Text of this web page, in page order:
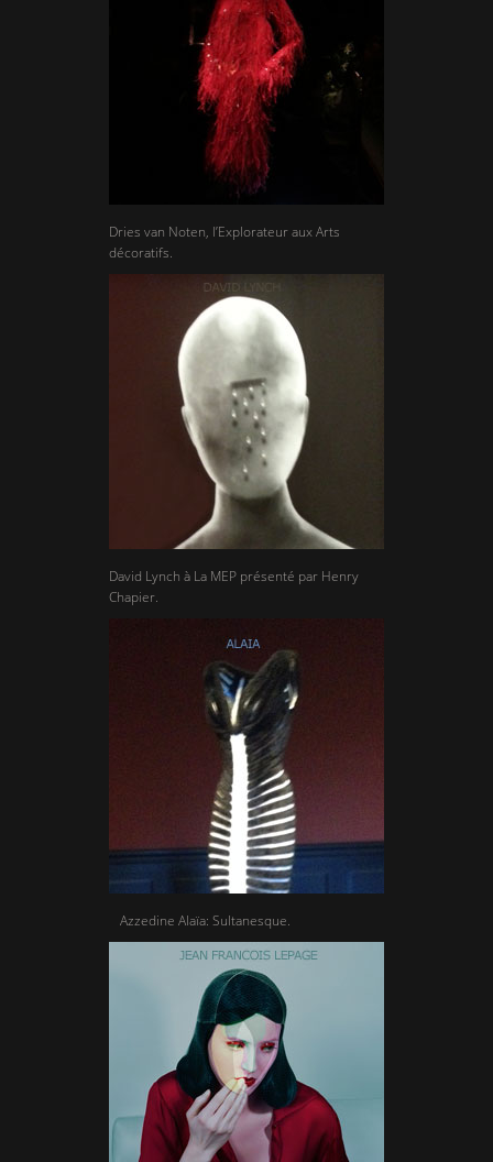
Dries van Noten, l’Explorateur aux Arts
décoratifs.
David Lynch à La MEP présenté par Henry
Chapier.
Azzedine Alaïa: Sultanesque.